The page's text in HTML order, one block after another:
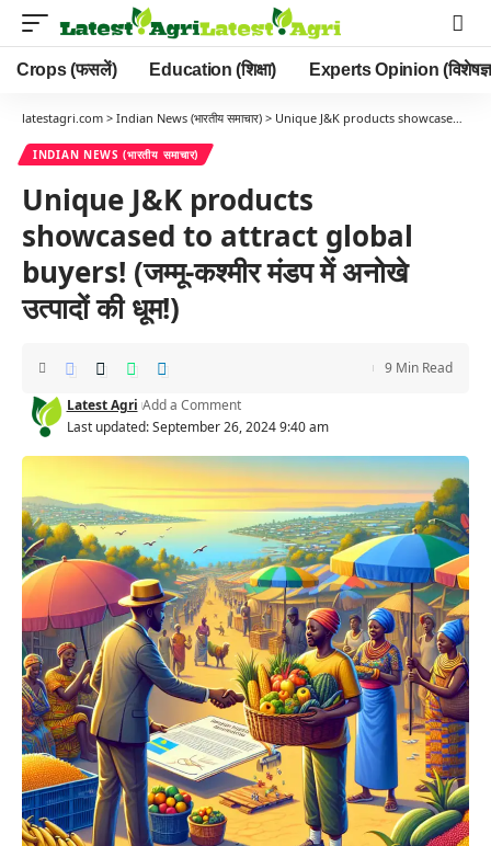
Crops (फसलें) Education (शिक्षा) Experts Opinion (विशेषज्ञ
latestagri.com > Indian News (भारतीय समाचार) > Unique J&K products showcased to attract global buyers! (जम्मू-कश्मीर मंडप में अनोखे उत्पादों की धूम!)
INDIAN NEWS (भारतीय समाचार)
Unique J&K products
showcased to attract global
buyers! (जम्मू-कश्मीर मंडप में अनोखे
उत्पादों की धूम!)
Last updated: September 26, 2024 9:40 am
Latest Agri Add a Comment
9 Min Read